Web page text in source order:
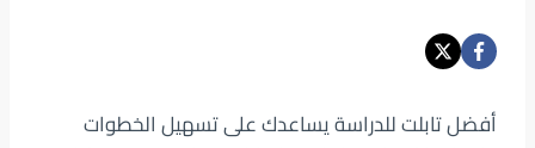
أفضل تابلت للدراسة يساعدك على تسهيل الخطوات